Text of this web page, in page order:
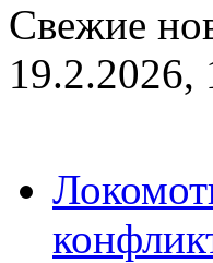
Свежие
19.2.2026,